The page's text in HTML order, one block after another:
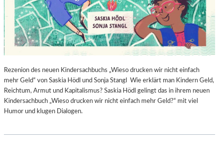
Rezenion des neuen Kindersachbuchs „Wieso drucken wir nicht einfach
mehr Geld“ von Saskia Hödl und Sonja Stangl Wie erklärt man Kindern Geld,
Reichtum, Armut und Kapitalismus? Saskia Hödl gelingt das in ihrem neuen
Kindersachbuch „Wieso drucken wir nicht einfach mehr Geld?“ mit viel
Humor und klugen Dialogen.